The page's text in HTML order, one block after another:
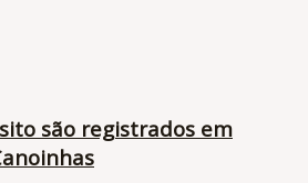
são registrados em